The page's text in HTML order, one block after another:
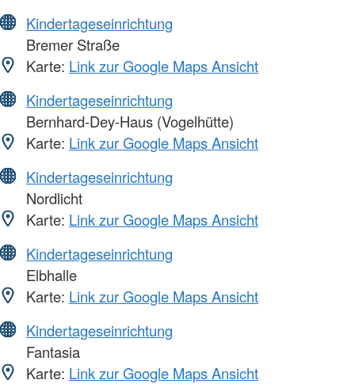
Kindertageseinrichtung
Bremer Straße
Karte: Link zur Google Maps Ansicht
Kindertageseinrichtung
Bernhard-Dey-Haus (Vogelhütte)
Karte: Link zur Google Maps Ansicht
Kindertageseinrichtung
Nordlicht
Karte: Link zur Google Maps Ansicht
Kindertageseinrichtung
Elbhalle
Karte: Link zur Google Maps Ansicht
Kindertageseinrichtung
Fantasia
Karte: Link zur Google Maps Ansicht